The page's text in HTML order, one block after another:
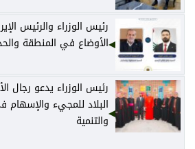
رئيس الوزراء والرئيس
الأوضاع في المنطقة
رئيس الوزراء يدعو رجال
البلاد للمجيء والإسهام
والتنمية